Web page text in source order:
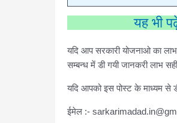
यह भी
यदि आप सरकारी योजनाओ का
सम्बन्ध में डी गयी जानकरी लाभ
यदि आपको इस पोस्ट के माध्यम से
ईमेल :-